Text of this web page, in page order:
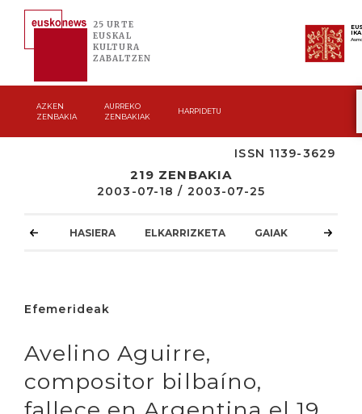
25 URTE
EUSKAL
KULTURA
ZABALTZEN
AZKEN
ZENBAKIA
AURREKO
ZENBAKIAK
HARPIDETU
ISSN 1139-3629
219 ZENBAKIA
2003-07-18 / 2003-07-25
HASIERA ELKARRIZKETA GAIAK
Efemerideak
Avelino Aguirre,
compositor bilbaíno,